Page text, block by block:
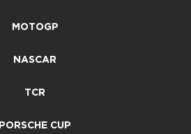
MOTOGP
NASCAR
TCR
PORSCHE CUP